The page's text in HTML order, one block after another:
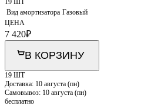
Вид амортизатора Газовый
ЦЕНА
7 420₽
В КОРЗИНУ
19 ШТ
Доставка: 10 августа (пн)
Самовывоз: 10 августа (пн)
бесплатно